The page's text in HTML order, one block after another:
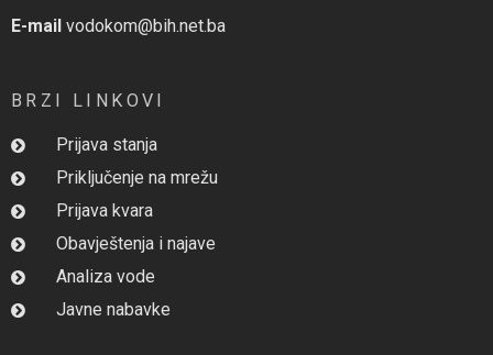
E-mail vodokom@bih.net.ba
BRZI LINKOVI
Prijava stanja
Priključenje na mrežu
Prijava kvara
Obavještenja i najave
Analiza vode
Javne nabavke